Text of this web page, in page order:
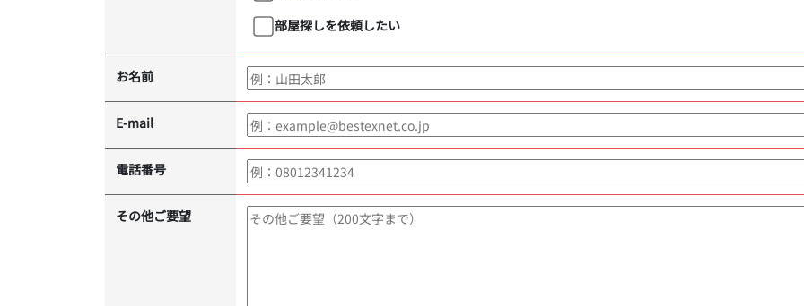
部屋探しを依頼したい
お名前
E-mail
電話番号
その他ご要望